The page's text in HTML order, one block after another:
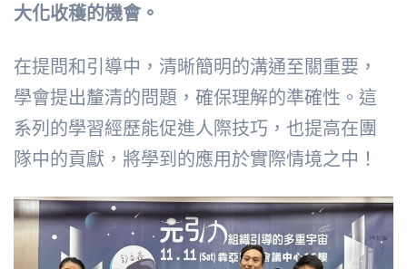
大化收穫的機會。
在提問和引導中，清晰簡明的溝通至關重要，
學會提出釐清的問題，確保理解的準確性。這
系列的學習經歷能促進人際技巧，也提高在團
隊中的貢獻，將學到的應用於實際情境之中！